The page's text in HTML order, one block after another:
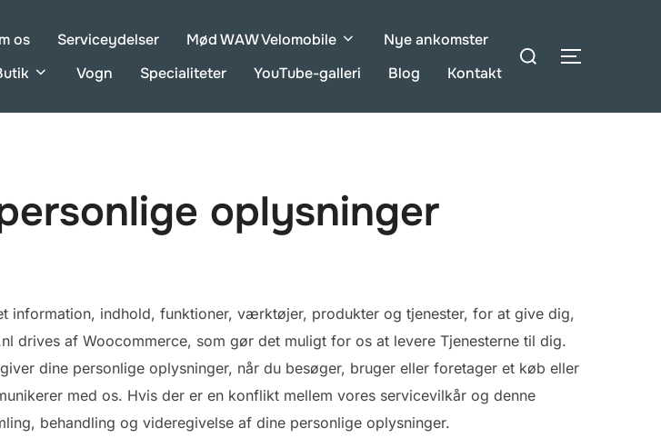
os Serviceydelser Mød WAW Velomobile
Nye ankomster
Vogn Specialiteter YouTube-galleri Blog Kontakt
Søg
efter:
SLÅ
oplysninger
information, indhold, funktioner, værktøjer, produkter og tjenester, for at give dig,
drives af Woocommerce, som gør det muligt for os at levere Tjenesterne til dig.
dine personlige oplysninger, når du besøger, bruger eller foretager et køb eller
med os. Hvis der er en konflikt mellem vores servicevilkår og denne
behandling og videregivelse af dine personlige oplysninger.